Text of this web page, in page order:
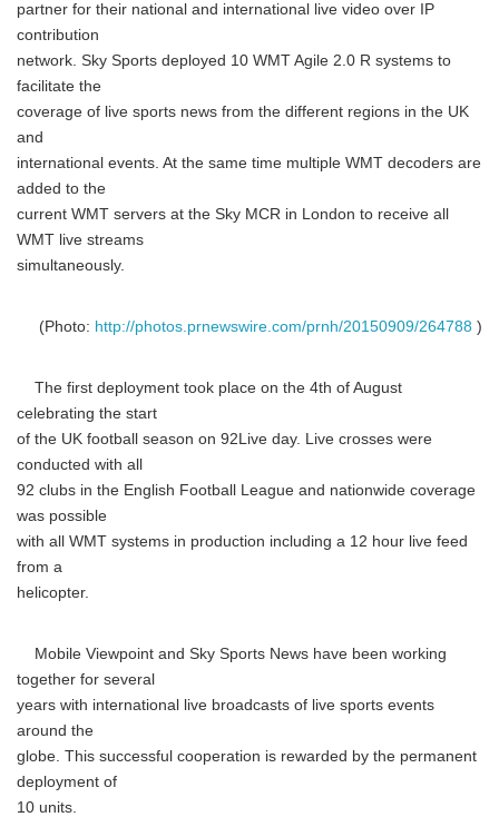
partner for their national and international live video over IP
contribution
network. Sky Sports deployed 10 WMT Agile 2.0 R systems to
facilitate the
coverage of live sports news from the different regions in the UK
and
international events. At the same time multiple WMT decoders are
added to the
current WMT servers at the Sky MCR in London to receive all
WMT live streams
simultaneously.
(Photo: http://photos.prnewswire.com/prnh/20150909/264788 )
The first deployment took place on the 4th of August
celebrating the start
of the UK football season on 92Live day. Live crosses were
conducted with all
92 clubs in the English Football League and nationwide coverage
was possible
with all WMT systems in production including a 12 hour live feed
from a
helicopter.
Mobile Viewpoint and Sky Sports News have been working
together for several
years with international live broadcasts of live sports events
around the
globe. This successful cooperation is rewarded by the permanent
deployment of
10 units.